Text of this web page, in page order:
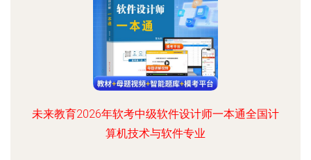
未来教育2026年软考中级软件设计师一本通全国计
算机技术与软件专业